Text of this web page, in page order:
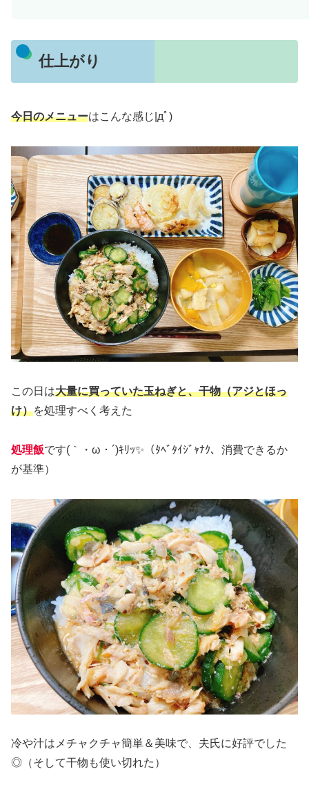
仕上がり
今日のメニューはこんな感じ|дﾟ)
この日は大量に買っていた玉ねぎと、干物（アジとほっ
け）を処理すべく考えた
処理飯です(｀・ω・´)ｷﾘｯ✨（ﾀﾍﾞﾀｲｼﾞｬﾅｸ、消費できるか
が基準）
冷や汁はメチャクチャ簡単＆美味で、夫氏に好評でした
◎（そして干物も使い切れた）